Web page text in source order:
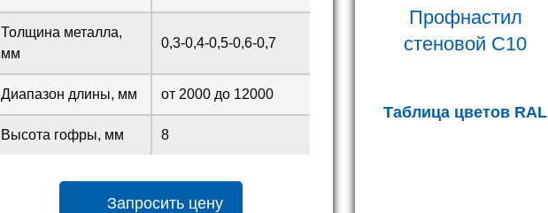
Толщина металла,
мм
0,3-0,4-0,5-0,6-0,7
Диапазон длины, мм от 2000 до 12000
Высота гофры, мм 8
Запросить цену
Профнастил
стеновой С10
Таблица цветов RAL